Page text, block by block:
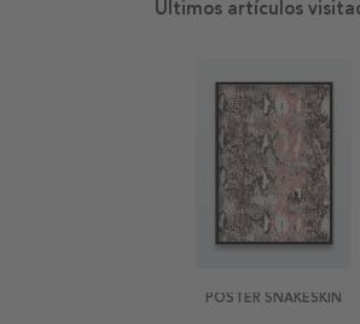
Últimos artículos
POSTER SNAKESKIN